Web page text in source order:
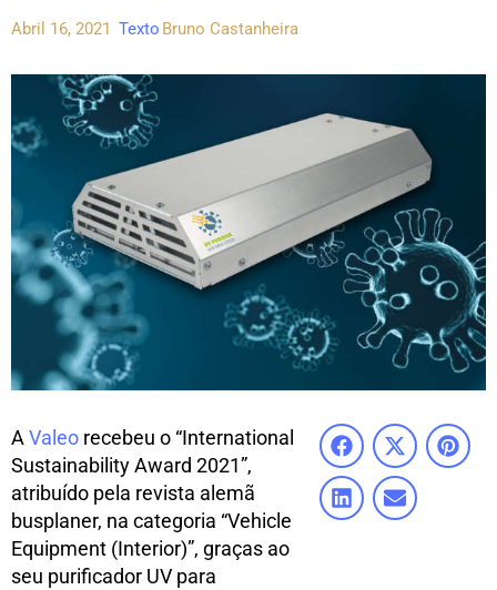
Abril 16, 2021 Texto Bruno Castanheira
AValeo recebeu o “International
Sustainability Award 2021”,
atribuído pela revista alemã
busplaner, na categoria “Vehicle
Equipment (Interior)”, graças ao
seu purificador UV para